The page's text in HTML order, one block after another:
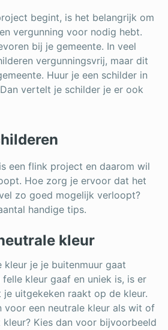
begint, is het belangrijk om
vergunning voor nodig hebt.
bij je gemeente. In veel
vergunningsvrij, maar dit
Huur je een schilder in
vertelt je schilder je er ook
een flink project en daarom wil
Hoe zorg je ervoor dat het
zo goed mogelijk verloopt?
handige tips.
kleur
kleur je je buitenmuur gaat
kleur gaaf en uniek is, is er
uitgekeken raakt op de kleur.
voor een neutrale kleur als wit of
Kies dan voor bijvoorbeeld